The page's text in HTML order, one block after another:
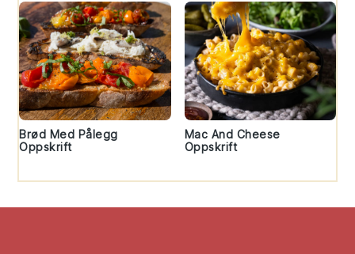
Brød Med Pålegg
Oppskrift
Mac And Cheese
Oppskrift